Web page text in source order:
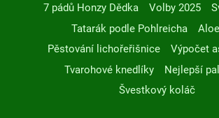
7 pádů Honzy Dědka
Volby 2025
Tatarák podle Pohlreicha
Pěstování lichořeřišnice
Výpočet
Tvarohové knedlíky
Nejlepší
Švestkový koláč